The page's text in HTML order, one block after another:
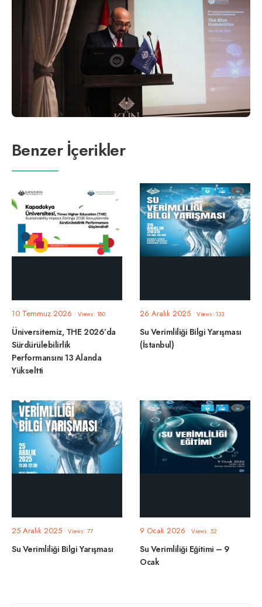
Benzer İçerikler
10 Temmuz 2026 • Views: 180
Üniversitemiz, THE 2026’da
Sürdürülebilirlik
Performansını 13 Alanda
Yükseltti
26 Aralık 2025 • Views: 133
Su Verimliliği Bilgi Yarışması
(İstanbul)
25 Aralık 2025 • Views: 77
Su Verimliliği Bilgi Yarışması
9 Ocak 2026 • Views: 52
Su Verimliliği Eğitimi – 9
Ocak